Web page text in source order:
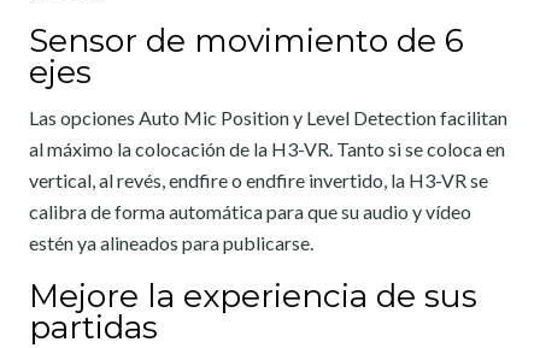
Sensor de movimiento de 6
ejes
Las opciones Auto Mic Position y Level Detection facilitan
al máximo la colocación de la H3-VR. Tanto si se coloca en
vertical, al revés, endfire o endfire invertido, la H3-VR se
calibra de forma automática para que su audio y vídeo
estén ya alineados para publicarse.
Mejore la experiencia de sus
partidas